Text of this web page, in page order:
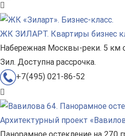
ЖК ЗИЛАРТ. Квартиры бизнес
Набережная Москвы-реки. 5
Зил. Доступна рассрочка.
+7(495) 021-86-52
Архитектурный проект